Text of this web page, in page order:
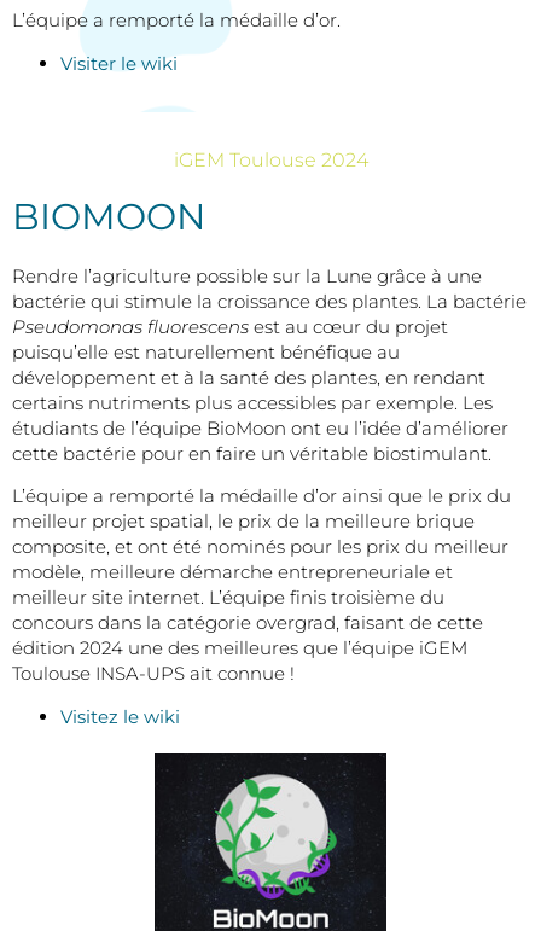
L’équipe a remporté la médaille d’or.
Visiter le wiki
iGEM Toulouse 2024
BIOMOON
Rendre l’agriculture possible sur la Lune grâce à une
bactérie qui stimule la croissance des plantes. La bactérie
Pseudomonas fluorescens est au cœur du projet
puisqu’elle est naturellement bénéfique au
développement et à la santé des plantes, en rendant
certains nutriments plus accessibles par exemple. Les
étudiants de l’équipe BioMoon ont eu l’idée d’améliorer
cette bactérie pour en faire un véritable biostimulant.
L’équipe a remporté la médaille d’or ainsi que le prix du
meilleur projet spatial, le prix de la meilleure brique
composite, et ont été nominés pour les prix du meilleur
modèle, meilleure démarche entrepreneuriale et
meilleur site internet. L’équipe finis troisième du
concours dans la catégorie overgrad, faisant de cette
édition 2024 une des meilleures que l’équipe iGEM
Toulouse INSA-UPS ait connue !
Visitez le wiki